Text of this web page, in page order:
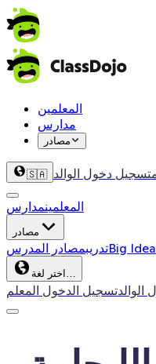
المعلمين
مدارس
مصادر
🇸🇦 تسجيل دخول الوالد
المعلمينمدارس
مصادر
تدريبمصادر المدرس Big
اختر لغة…
تسجيل الدخول المعلم